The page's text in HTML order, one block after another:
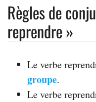
Règles de
reprendre »
Le verbe
groupe.
Le verbe